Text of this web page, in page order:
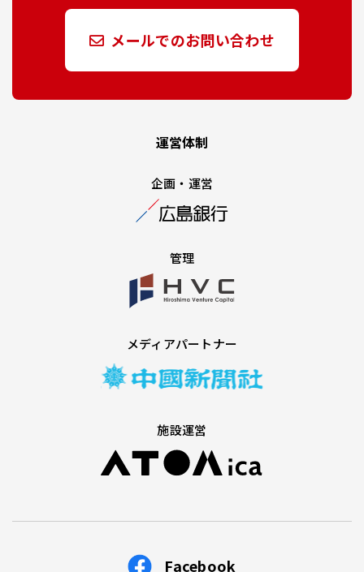
メールでのお問い合わせ
運営体制
企画・運営
管理
メディアパートナー
施設運営
Facebook